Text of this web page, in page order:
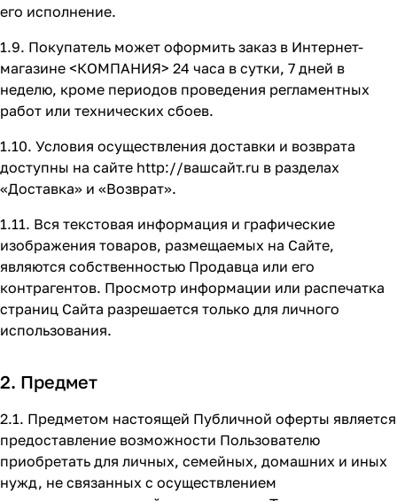
его исполнение.
1.9. Покупатель может оформить заказ в Интернет-
магазине <КОМПАНИЯ> 24 часа в сутки, 7 дней в
неделю, кроме периодов проведения регламентных
работ или технических сбоев.
1.10. Условия осуществления доставки и возврата
доступны на сайте http://вашсайт.ru в разделах
«Доставка» и «Возврат».
1.11. Вся текстовая информация и графические
изображения товаров, размещаемых на Сайте,
являются собственностью Продавца или его
контрагентов. Просмотр информации или распечатка
страниц Сайта разрешается только для личного
использования.
2. Предмет
2.1. Предметом настоящей Публичной оферты является
предоставление возможности Пользователю
приобретать для личных, семейных, домашних и иных
нужд, не связанных с осуществлением